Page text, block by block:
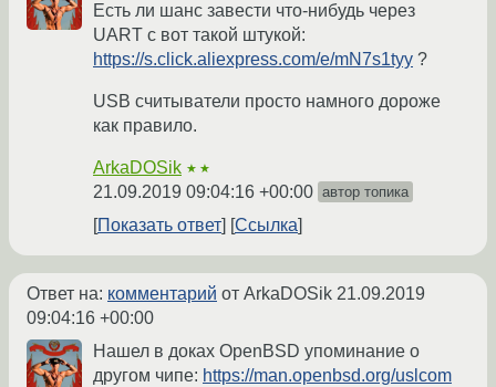
Есть ли шанс завести что-нибудь через
UART с вот такой штукой:
https://s.click.aliexpress.com/e/mN7s1tyy ?
USB считыватели просто намного дороже
как правило.
ArkaDOSik ★★
21.09.2019 09:04:16 +00:00 автор топика
Показать ответ Ссылка
Ответ на: комментарий от ArkaDOSik 21.09.2019
09:04:16 +00:00
Нашел в доках OpenBSD упоминание о
другом чипе: https://man.openbsd.org/uslcom